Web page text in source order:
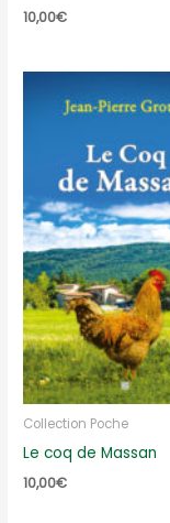
10,00€
Collection Poche
Le coq de Massan
10,00€